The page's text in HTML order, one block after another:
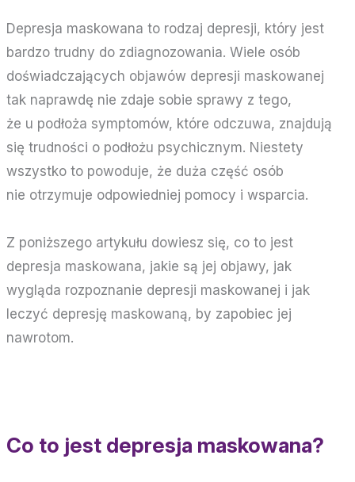
Depresja maskowana to rodzaj depresji, który jest
bardzo trudny do zdiagnozowania. Wiele osób
doświadczających objawów depresji maskowanej
tak naprawdę nie zdaje sobie sprawy z tego,
że u podłoża symptomów, które odczuwa, znajdują
się trudności o podłożu psychicznym. Niestety
wszystko to powoduje, że duża część osób
nie otrzymuje odpowiedniej pomocy i wsparcia.
Z poniższego artykułu dowiesz się, co to jest
depresja maskowana, jakie są jej objawy, jak
wygląda rozpoznanie depresji maskowanej i jak
leczyć depresję maskowaną, by zapobiec jej
nawrotom.
Co to jest depresja maskowana?